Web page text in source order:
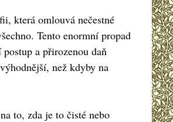
která omlouvá nečestné
Tento enormní propad
a přirozenou daň
než kdyby na
to, zda je to čisté nebo